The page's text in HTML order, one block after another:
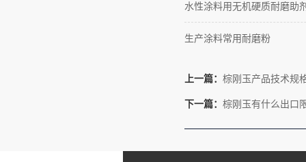
水性涂料用无机硬质耐磨助
生产涂料常用耐磨粉
上一篇： 棕刚玉产品技术规
下一篇： 棕刚玉有什么出口